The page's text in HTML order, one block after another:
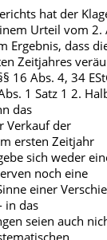
hat der
Urteil vom
Ergebnis, dass
Zeitjahres
16 Abs. 4, 34
1 Satz 1 2.
das
Verkauf der
ersten Zeitjahr
sich weder
noch eine
einer
in das
seien auch